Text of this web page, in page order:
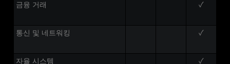
금융 거래 ✓
통신 및 네트워킹 ✓
자율 시스템 ✓